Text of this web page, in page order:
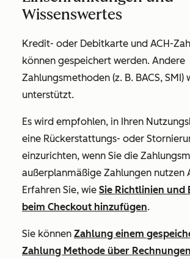
Wissenswertes
Kredit- oder Debitkarte und ACH-
können gespeichert werden. Andere
Zahlungsmethoden (z. B. BACS, SMI)
unterstützt.
Es wird empfohlen, in Ihren
eine Rückerstattungs- oder
einzurichten, wenn Sie die
außerplanmäßige Zahlungen nutzen
Erfahren Sie, wie Sie Richtlinien und
beim Checkout hinzufügen.
Sie können Zahlung einem
Zahlung Methode über